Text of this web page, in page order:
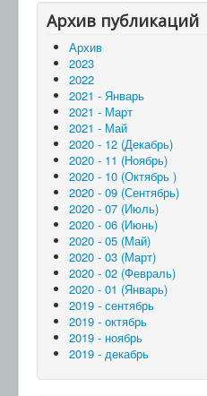
Архив публикаций
Архив
2023
2022
2021 - Январь
2021 - Март
2021 - Май
2020 - 12 (Декабрь)
2020 - 11 (Ноябрь)
2020 - 10 (Октябрь )
2020 - 09 (Сентябрь)
2020 - 07 (Июль)
2020 - 06 (Июнь)
2020 - 05 (Май)
2020 - 03 (Март)
2020 - 02 (Февраль)
2020 - 01 (Январь)
2019 - сентябрь
2019 - октябрь
2019 - ноябрь
2019 - декабрь